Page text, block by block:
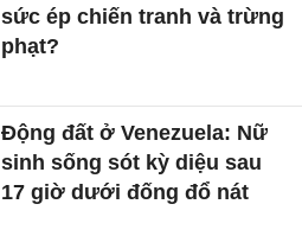
sức ép chiến tranh và trừng
phạt?
Động đất ở Venezuela: Nữ
sinh sống sót kỳ diệu sau
17 giờ dưới đống đổ nát